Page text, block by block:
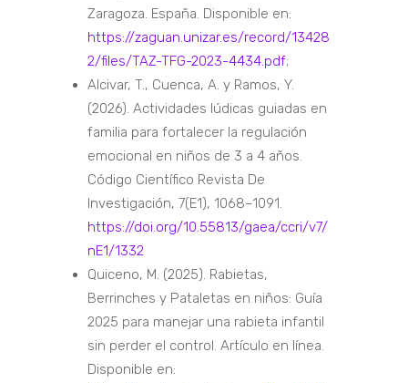
Zaragoza. España. Disponible en:
https://zaguan.unizar.es/record/13428
2/files/TAZ-TFG-2023-4434.pdf;
Alcivar, T., Cuenca, A. y Ramos, Y.
(2026). Actividades lúdicas guiadas en
familia para fortalecer la regulación
emocional en niños de 3 a 4 años.
Código Científico Revista De
Investigación, 7(E1), 1068–1091.
https://doi.org/10.55813/gaea/ccri/v7/
nE1/1332
Quiceno, M. (2025). Rabietas,
Berrinches y Pataletas en niños: Guía
2025 para manejar una rabieta infantil
sin perder el control. Artículo en línea.
Disponible en: